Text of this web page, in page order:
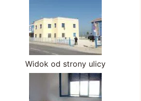
Widok od strony ulicy